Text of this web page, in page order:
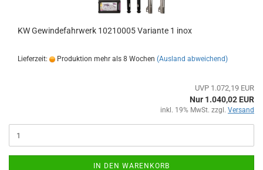
KW Gewindefahrwerk 10210005 Variante 1 inox
Lieferzeit: Produktion mehr als 8 Wochen (Ausland abweichend)
UVP 1.072,19 EUR
Nur 1.040,02 EUR
inkl. 19% MwSt. zzgl. Versand
IN DEN WARENKORB